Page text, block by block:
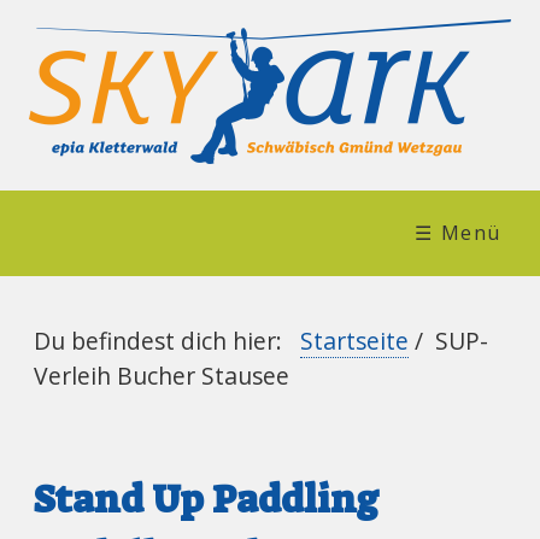
☰ Menü
Du befindest dich hier: Startseite / SUP-
Verleih Bucher Stausee
Stand Up Paddling